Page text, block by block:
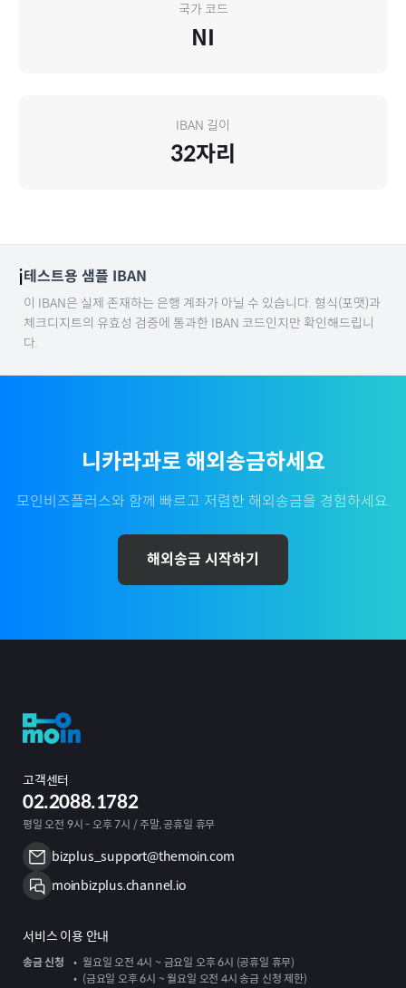
국가 코드
NI
IBAN 길이
32자리
ℹ️테스트용 샘플 IBAN
이 IBAN은 실제 존재하는 은행 계좌가 아닐 수 있습니다. 형식(포맷)과
체크디지트의 유효성 검증에 통과한 IBAN 코드인지만 확인해드립니
다.
니카라과로 해외송금하세요
모인비즈플러스와 함께 빠르고 저렴한 해외송금을 경험하세요.
해외송금 시작하기
고객센터
02.2088.1782
평일 오전 9시 - 오후 7시 / 주말, 공휴일 휴무
bizplus_support@themoin.com
moinbizplus.channel.io
서비스 이용 안내
송금 신청
월요일 오전 4시 ~ 금요일 오후 6시 (공휴일 휴무)
(금요일 오후 6시 ~ 월요일 오전 4시 송금 신청 제한)